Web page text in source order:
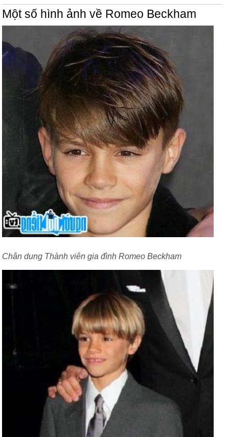
Một số hình ảnh về Romeo Beckham
Chân dung Thành viên gia đình Romeo Beckham